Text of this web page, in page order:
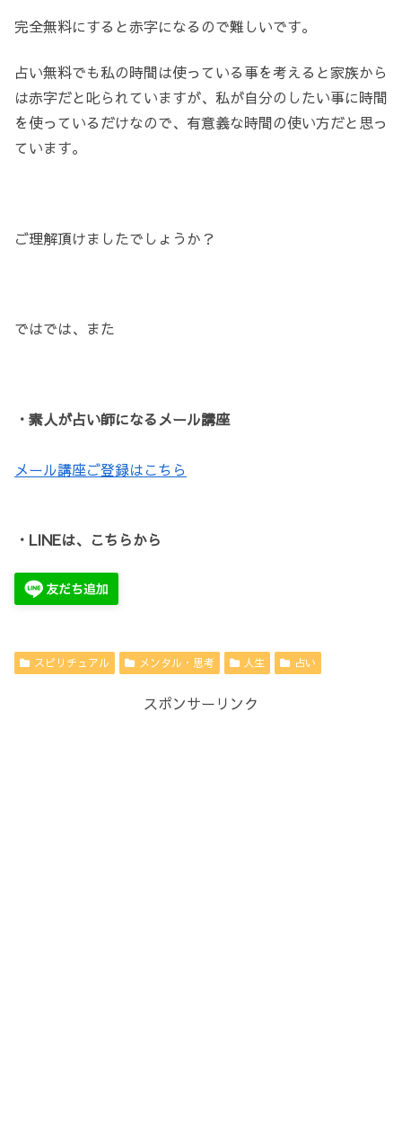
完全無料にすると赤字になるので難しいです。
占い無料でも私の時間は使っている事を考えると家族から
は赤字だと叱られていますが、私が自分のしたい事に時間
を使っているだけなので、有意義な時間の使い方だと思っ
ています。
ご理解頂けましたでしょうか？
ではでは、また
・素人が占い師になるメール講座
メール講座ご登録はこちら
・LINEは、こちらから
スピリチュアル メンタル・思考 人生 占い
スポンサーリンク